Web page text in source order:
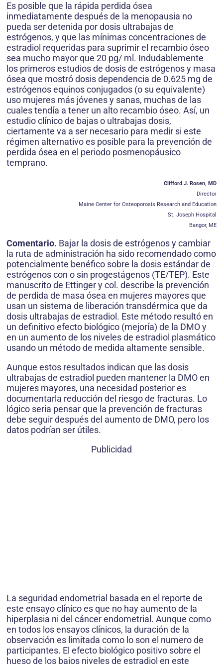
Es posible que la rápida perdida ósea
inmediatamente después de la menopausia no
pueda ser detenida por dosis ultrabajas de
estrógenos, y que las mínimas concentraciones de
estradiol requeridas para suprimir el recambio óseo
sea mucho mayor que 20 pg/ ml. Indudablemente
los primeros estudios de dosis de estrógenos y masa
ósea que mostró dosis dependencia de 0.625 mg de
estrógenos equinos conjugados (o su equivalente)
uso mujeres más jóvenes y sanas, muchas de las
cuales tendía a tener un alto recambio óseo. Así, un
estudio clínico de bajas o ultrabajas dosis,
ciertamente va a ser necesario para medir si este
régimen alternativo es posible para la prevención de
perdida ósea en el periodo posmenopáusico
temprano.
Clifford J. Rosen, MD
Director
Maine Center for Osteoporosis Research and Education
St. Joseph Hospital
Bangor, ME
Comentario. Bajar la dosis de estrógenos y cambiar
la ruta de administración ha sido recomendado como
potencialmente benéfico sobre la dosis estándar de
estrógenos con o sin progestágenos (TE/TEP). Este
manuscrito de Ettinger y col. describe la prevención
de perdida de masa ósea en mujeres mayores que
usan un sistema de liberación transdérmica que da
dosis ultrabajas de estradiol. Este método resultó en
un definitivo efecto biológico (mejoría) de la DMO y
en un aumento de los niveles de estradiol plasmático
usando un método de medida altamente sensible.
Aunque estos resultados indican que las dosis
ultrabajas de estradiol pueden mantener la DMO en
mujeres mayores, una necesidad posterior es
documentarla reducción del riesgo de fracturas. Lo
lógico seria pensar que la prevención de fracturas
debe seguir después del aumento de DMO, pero los
datos podrían ser útiles.
Publicidad
La seguridad endometrial basada en el reporte de
este ensayo clínico es que no hay aumento de la
hiperplasia ni del cáncer endometrial. Aunque como
en todos los ensayos clínicos, la duración de la
observación es limitada como lo son el numero de
participantes. El efecto biológico positivo sobre el
hueso de los bajos niveles de estradiol en este